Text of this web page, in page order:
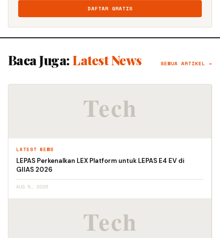
DAFTAR GRATIS
Baca Juga: Latest News SEMUA ARTIKEL →
LATEST NEWS
LEPAS Perkenalkan LEX Platform untuk LEPAS E4 EV di
GIIAS 2026
AUG 5, 2026